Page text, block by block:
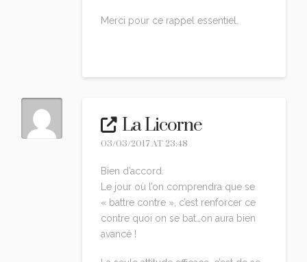
Merci pour ce rappel essentiel.
La Licorne
03/03/2017 AT 23:48
Bien d’accord.
Le jour où l’on comprendra que se
« battre contre », c’est renforcer ce
contre quoi on se bat…on aura bien
avancé !